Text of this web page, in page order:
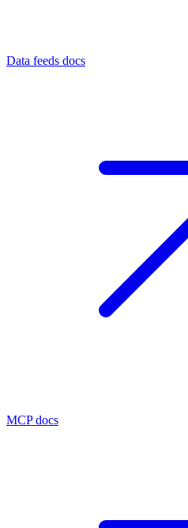
Data feeds docs
MCP docs